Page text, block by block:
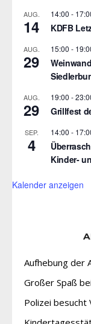
AUG.
14
14:00 -
KDFB
AUG.
29
15:00 -
AUG.
29
19:00 -
Grillfest
SEP.
4
14:00 -
Kinder-
Kalender anzeigen
Aufhebung der
Großer Spaß
Polizei besucht